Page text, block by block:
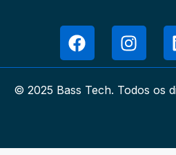
© 2025 Bass Tech. Todos os